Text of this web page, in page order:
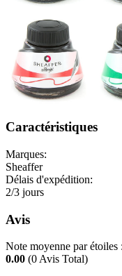
Caractéristiques
Marques:
Sheaffer
Délais d'expédition:
2/3 jours
Avis
Note moyenne par étoiles :
0.00 (0 Avis Total)